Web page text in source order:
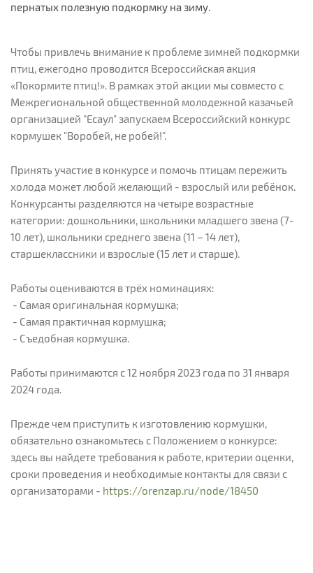
пернатых полезную подкормку на зиму.
Чтобы привлечь внимание к проблеме зимней подкормки
птиц, ежегодно проводится Всероссийская акция
«Покормите птиц!». В рамках этой акции мы совместо с
Межрегиональной общественной молодежной казачьей
организацией "Есаул" запускаем Всероссийский конкурс
кормушек "Воробей, не робей!".
Принять участие в конкурсе и помочь птицам пережить
холода может любой желающий - взрослый или ребёнок.
Конкурсанты разделяются на четыре возрастные
категории: дошкольники, школьники младшего звена (7-
10 лет), школьники среднего звена (11 – 14 лет),
старшеклассники и взрослые (15 лет и старше).
Работы оцениваются в трёх номинациях:
- Самая оригинальная кормушка;
- Самая практичная кормушка;
- Съедобная кормушка.
Работы принимаются с 12 ноября 2023 года по 31 января
2024 года.
Прежде чем приступить к изготовлению кормушки,
обязательно ознакомьтесь с Положением о конкурсе:
здесь вы найдете требования к работе, критерии оценки,
сроки проведения и необходимые контакты для связи с
организаторами - https://orenzap.ru/node/18450